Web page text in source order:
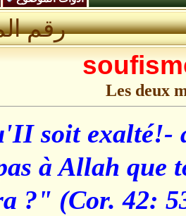
رقم
Les deux
soit exalté!-
à Allah que
?" (Cor. 42: